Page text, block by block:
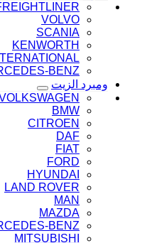
VOLVO
SCANIA
KENWORTH
BENZ
ومبرد الزيت
BMW
CITROEN
DAF
FIAT
FORD
HYUNDAI
LAND ROVER
MAN
MAZDA
BENZ
MITSUBISHI